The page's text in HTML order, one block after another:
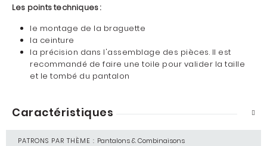
Les points techniques :
le montage de la braguette
la ceinture
la précision dans l'assemblage des pièces. Il est
recommandé de faire une toile pour valider la taille
et le tombé du pantalon
Caractéristiques
PATRONS PAR THÈME : Pantalons & Combinaisons